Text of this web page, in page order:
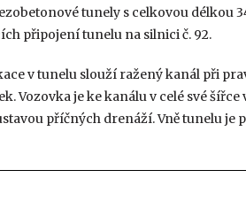
tunely s celkovou délkou
připojení tunelu na silnici č. 92.
v tunelu slouží ražený kanál při
Vozovka je ke kanálu v celé své
příčných drenáží. Vně tunelu je